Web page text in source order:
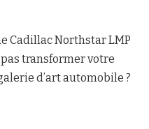
Cadillac Northstar LMP
transformer votre
d’art automobile ?